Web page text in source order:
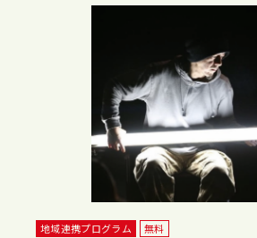
地域連携プログラム 無料